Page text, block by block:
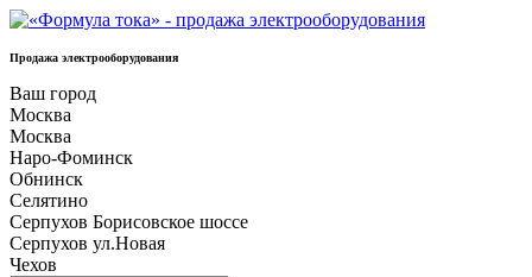
Продажа электрооборудования
Ваш город
Москва
Москва
Наро-Фоминск
Обнинск
Селятино
Серпухов Борисовское шоссе
Серпухов ул.Новая
Чехов